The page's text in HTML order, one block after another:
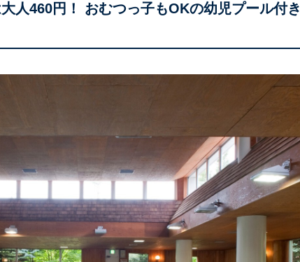
人460円！ おむつっ子もOKの幼児プール付き